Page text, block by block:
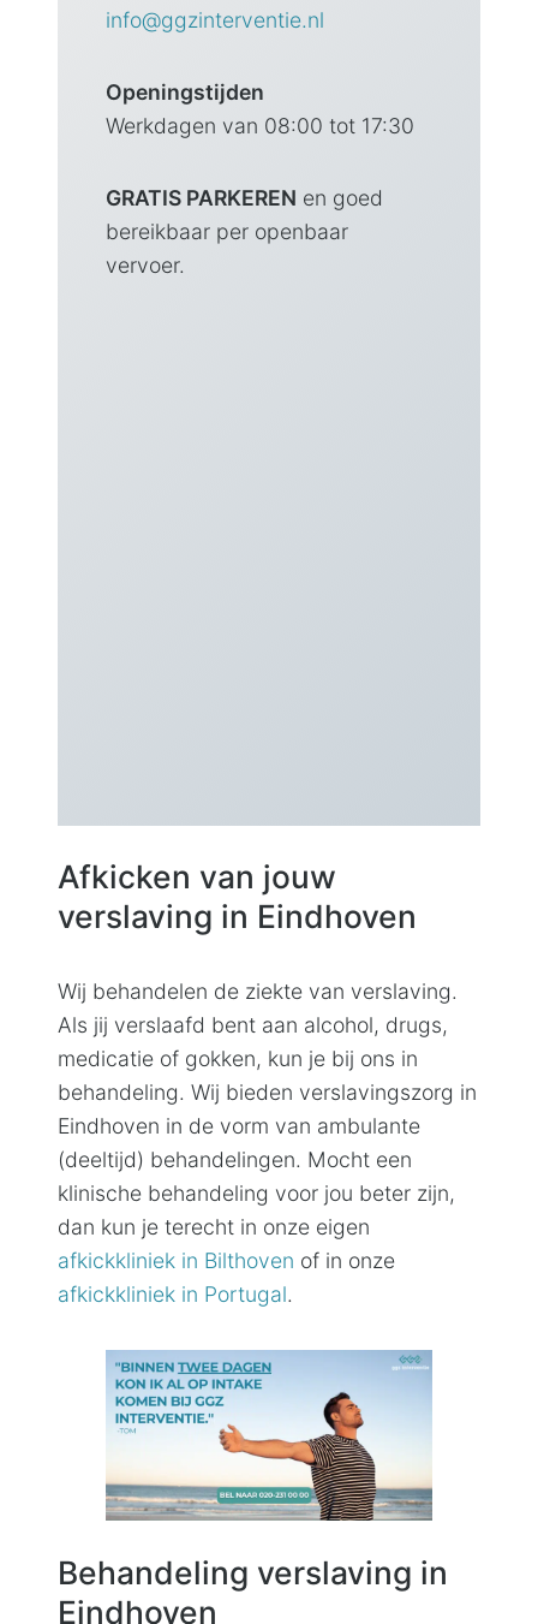
info@ggzinterventie.nl
Openingstijden
Werkdagen van 08:00 tot 17:30
GRATIS PARKEREN en goed
bereikbaar per openbaar
vervoer.
Afkicken van jouw
verslaving in Eindhoven
Wij behandelen de ziekte van verslaving.
Als jij verslaafd bent aan alcohol, drugs,
medicatie of gokken, kun je bij ons in
behandeling. Wij bieden verslavingszorg in
Eindhoven in de vorm van ambulante
(deeltijd) behandelingen. Mocht een
klinische behandeling voor jou beter zijn,
dan kun je terecht in onze eigen
afkickkliniek in Bilthoven of in onze
afkickkliniek in Portugal.
Behandeling verslaving in
Eindhoven